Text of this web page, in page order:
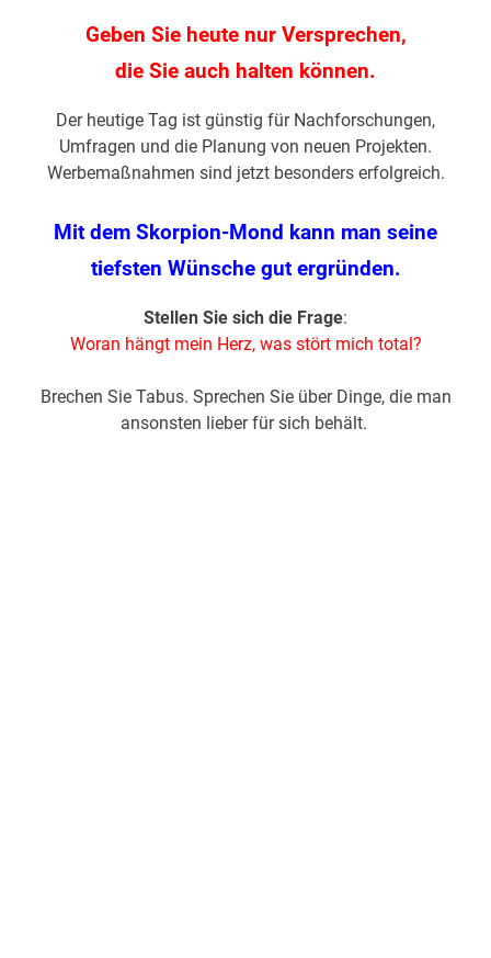
Geben Sie heute nur Versprechen,
die Sie auch halten können.
Der heutige Tag ist günstig für Nachforschungen,
Umfragen und die Planung von neuen Projekten.
Werbemaßnahmen sind jetzt besonders erfolgreich.
Mit dem Skorpion-Mond kann man seine
tiefsten Wünsche gut ergründen.
Stellen Sie sich die Frage:
Woran hängt mein Herz, was stört mich total?
Brechen Sie Tabus. Sprechen Sie über Dinge, die man
ansonsten lieber für sich behält.